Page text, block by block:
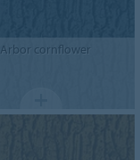
Arbor cornflower